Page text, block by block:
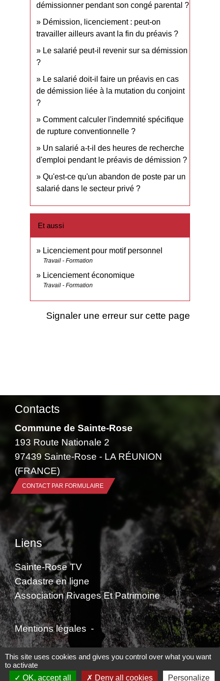
démissionner pendant son congé parental ?
Démission, licenciement : peut-on
travailler ailleurs avant la fin du préavis ?
Le salarié peut-il revenir sur sa démission
?
Le salarié doit-il faire un préavis en cas
de démission liée à la mutation du conjoint
?
Comment calculer l'indemnité spécifique
de rupture conventionnelle ?
Un salarié a-t-il des heures de recherche
d'emploi pendant le préavis de démission ?
Qu'est-ce qu'un abandon de poste par un
salarié dans le secteur privé ?
Et aussi
Licenciement pour motif personnel
Travail - Formation
Licenciement économique
Travail - Formation
Signaler une erreur sur cette page
Contacts
Commune de Sainte-Rose
193 Route Nationale 2
97439 Sainte-Rose - LA RÉUNION
(FRANCE)
CONTACT PAR FORMULAIRE
Liens
Sainte-Rose TV
Cadastre en ligne
Association Rivages Et Patrimoine
Mentions légales -
Politique de confidentialité - Accessibilité -
Plan du site - Gestion des cookies
This site uses cookies and gives you control over what you want
to activate
OK, accept all
Deny all cookies Personalize